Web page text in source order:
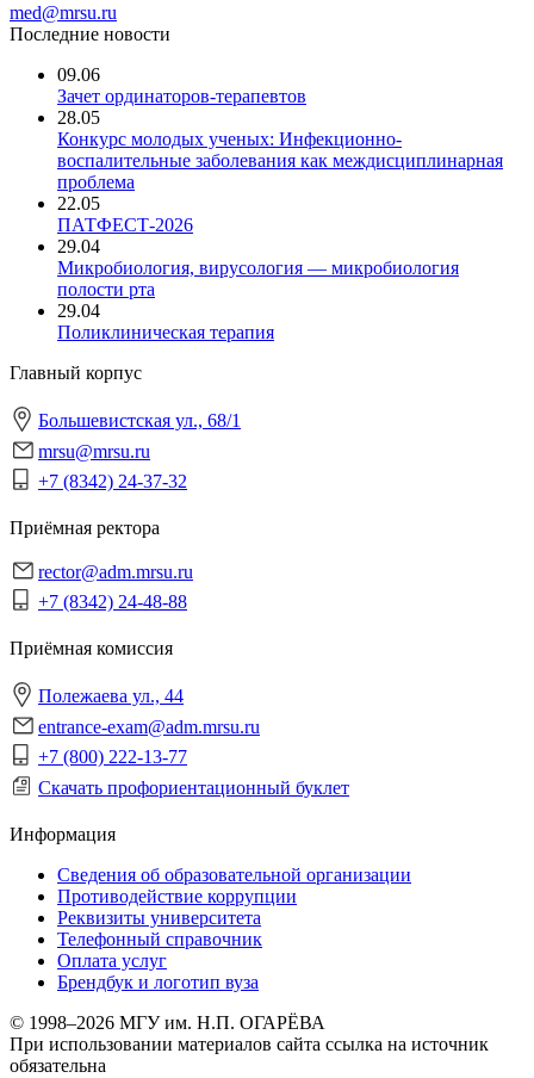
med@mrsu.ru
Последние новости
09.06
Зачет ординаторов-терапевтов
28.05
Конкурс молодых ученых: Инфекционно-
воспалительные заболевания как междисциплинарная
проблема
22.05
ПАТФЕСТ-2026
29.04
Микробиология, вирусология — микробиология
полости рта
29.04
Поликлиническая терапия
Главный корпус
Большевистская ул., 68/1
mrsu@mrsu.ru
+7 (8342) 24-37-32
Приёмная ректора
rector@adm.mrsu.ru
+7 (8342) 24-48-88
Приёмная комиссия
Полежаева ул., 44
entrance-exam@adm.mrsu.ru
+7 (800) 222-13-77
Скачать профориентационный буклет
Информация
Сведения об образовательной организации
Противодействие коррупции
Реквизиты университета
Телефонный справочник
Оплата услуг
Брендбук и логотип вуза
© 1998–2026 МГУ им. Н.П. ОГАРЁВА
При использовании материалов сайта ссылка на источник
обязательна